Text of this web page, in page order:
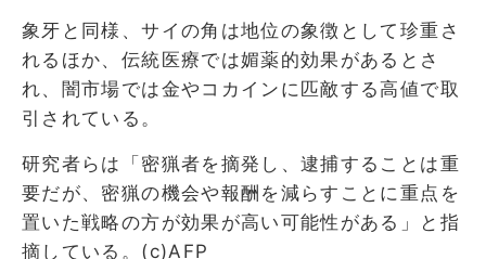
象牙と同様、サイの角は地位の象徴として珍重さ
れるほか、伝統医療では媚薬的効果があるとさ
れ、闇市場では金やコカインに匹敵する高値で取
引されている。
研究者らは「密猟者を摘発し、逮捕することは重
要だが、密猟の機会や報酬を減らすことに重点を
置いた戦略の方が効果が高い可能性がある」と指
摘している。(c)AFP